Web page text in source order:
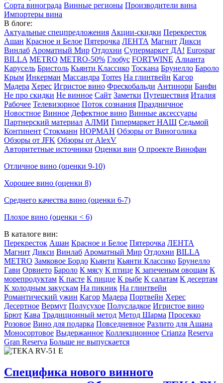
Сорта винограда Винные регионы Производители вина
Импортеры вина
В блоге:
Актуальные спецпредложения Акции-скидки Перекресток
Ашан Красное и Белое Пятерочка ЛЕНТА Магнит Дикси
Винлаб Ароматный Мир Отдохни Супермаркет ДА! Eurospar
BILLA METRO METRO-50% Глобус FORTWINE Алианта
Карусель Бристоль Кьянти Классико Тоскана Брунелло Бароло
Крым Инкерман Массандра Torres На глинтвейн Кагор
Мадера Херес Игристое вино Фрескобальди Антинори Банфи
Не про скидки Не винное Сайт Заметки Путешествия Италия
Рабочее Телевизорное Поток сознания Праздничное
Новостное Винное Дефектное вино Винные аксессуары
Партнерский материал АЛМИ Гипермаркет НАШ Седьмой
Континент Стокманн НОРМАН Обзоры от Виноголика
Обзоры от JFK Обзоры от AlexV
Авторитетные источники Оценки вин О проекте Винофан
Отличное вино (оценки 9-10)
Хорошее вино (оценки 8)
Среднего качества вино (оценки 6-7)
Плохое вино (оценки < 6)
В каталоге вин:
Перекресток Ашан Красное и Белое Пятерочка ЛЕНТА
Магнит Дикси Винлаб Ароматный Мир Отдохни BILLA
METRO Замковое Бордо Кьянти Кьянти Классико Брунелло
Гави Орвието Бароло К мясу К птице К запеченым овощам К
морепродуктам К пасте К пицце К рыбе К салатам К десертам
К холодным закускам На пикник На глинтвейн
Романтический ужин Кагор Мадера Портвейн Херес
Десертное Вермут Полусухое Полусладкое Игристое вино
Брют Кава Традиционный метод Метод Шарма Просекко
Розовое Вино для подарка Повседневное Разлито для Ашана
Моносортовое Выдержанное Коллекционное Crianza Reserva
Gran Reserva Больше не выпускается
Специфика нового винного